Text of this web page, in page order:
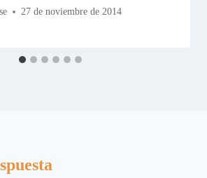
27 de noviembre de 2014